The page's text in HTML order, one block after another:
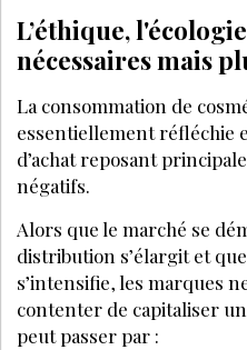
L’éthique,
nécessaires mais
La consommation de
essentiellement réfléchie
d’achat reposant
négatifs.
Alors que le marché se
distribution s’élargit et
s’intensifie, les marques
contenter de capitaliser
peut passer par :